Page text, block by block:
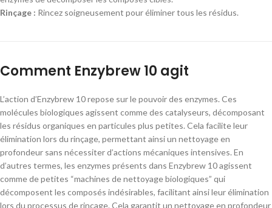
Rinçage : Rincez soigneusement pour éliminer tous les résidus.
Comment Enzybrew 10 agit
L’action d’Enzybrew 10 repose sur le pouvoir des enzymes. Ces
molécules biologiques agissent comme des catalyseurs, décomposant
les résidus organiques en particules plus petites. Cela facilite leur
élimination lors du rinçage, permettant ainsi un nettoyage en
profondeur sans nécessiter d’actions mécaniques intensives. En
d’autres termes, les enzymes présents dans Enzybrew 10 agissent
comme de petites “machines de nettoyage biologiques” qui
décomposent les composés indésirables, facilitant ainsi leur élimination
lors du processus de rinçage. Cela garantit un nettoyage en profondeur